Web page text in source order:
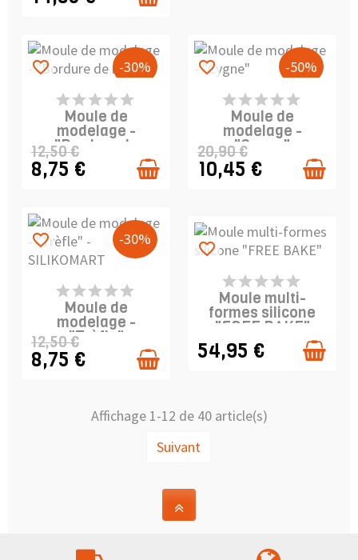
-30%
PRODUIT EN STOCK
favorite_border
Moule de
modelage -
"Bordure de
roses"
12,50 €
8,75 €
-50%
DERNIERS ARTICLES
EN STOCK
favorite_border
Moule de
modelage -
"Cygne"
20,90 €
10,45 €
-30%
DERNIERS ARTICLES
EN STOCK
favorite_border
Moule de
modelage -
"Trèfle"
12,50 €
8,75 €
DERNIERS ARTICLES
EN STOCK
favorite_border
Moule multi-
formes silicone
"FREE BAKE"
54,95 €
Affichage 1-12 de 40 article(s)
Suivant